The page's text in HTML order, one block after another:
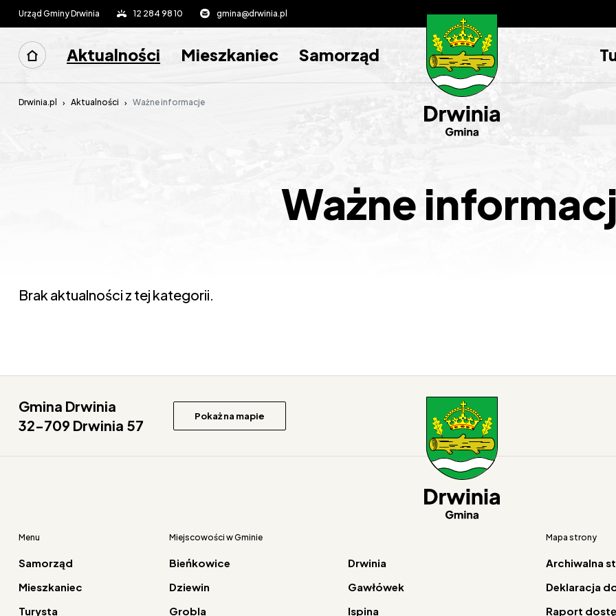
Urząd Gminy Drwinia 12 284 98 10 gmina@drwinia.pl
Aktualności Mieszkaniec Samorząd
Drwinia.pl Aktualności Ważne informacje
Ważne
Brak aktualności z tej kategorii.
Gmina Drwinia
32-709 Drwinia 57
Pokaż na mapie
Menu
Samorząd
Mieszkaniec
Turysta
Miejscowości w Gminie
Bieńkowice
Drwinia
Dziewin
Gawłówek
Grobla
Ispina
Mapa strony
Archiwalna
Deklaracja
Raport